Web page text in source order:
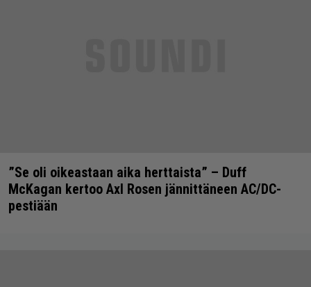
”Se oli oikeastaan aika herttaista” – Duff
McKagan kertoo Axl Rosen jännittäneen AC/DC-
pestiään